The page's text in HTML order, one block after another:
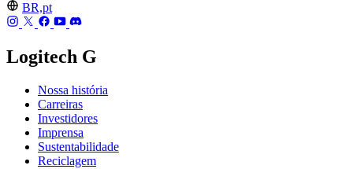
BR,pt
Logitech G
Nossa história
Carreiras
Investidores
Imprensa
Sustentabilidade
Reciclagem